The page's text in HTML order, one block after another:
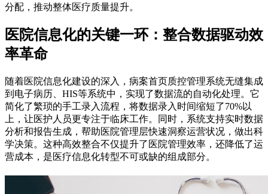
分配，推动整体医疗质量提升。
医院信息化的关键一环：整合数据驱动效
率革命
随着医院信息化建设的深入，病案首页质控管理系统无缝集成
到电子病历、HIS等系统中，实现了数据流的自动化处理。它
简化了繁琐的手工录入流程，将数据录入时间缩短了70%以
上，让医护人员更专注于临床工作。同时，系统支持实时数据
分析和报告生成，帮助医院管理层快速洞察运营状况，做出科
学决策。这种高效整合不仅提升了医院管理效率，还降低了运
营成本，是医疗信息化转型不可或缺的组成部分。